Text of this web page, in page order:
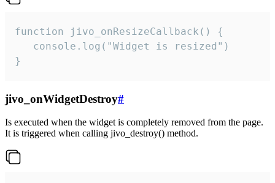
function jivo_onResizeCallback() {
   console.log("Widget is resized")
}
jivo_onWidgetDestroy#
Is executed when the widget is completely removed from the page.
It is triggered when calling jivo_destroy() method.